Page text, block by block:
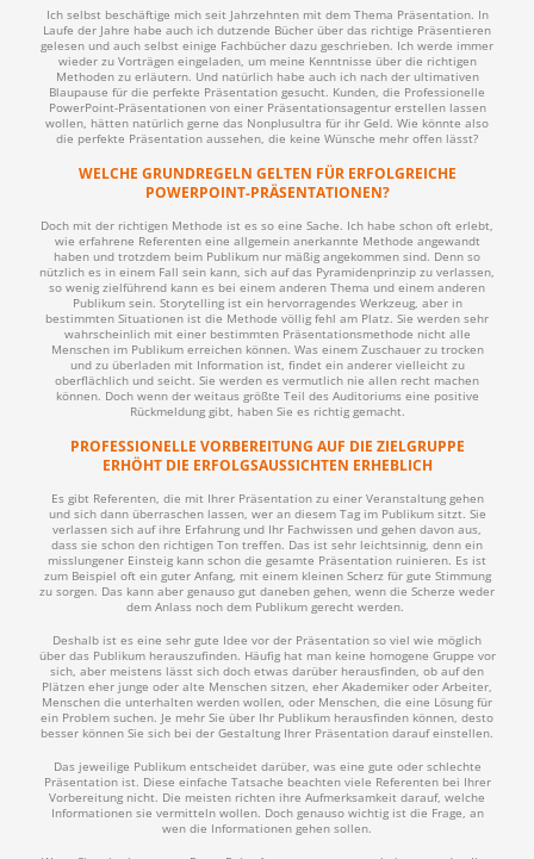
Ich selbst beschäftige mich seit Jahrzehnten mit dem Thema Präsentation. In
Laufe der Jahre habe auch ich dutzende Bücher über das richtige Präsentieren
gelesen und auch selbst einige Fachbücher dazu geschrieben. Ich werde immer
wieder zu Vorträgen eingeladen, um meine Kenntnisse über die richtigen
Methoden zu erläutern. Und natürlich habe auch ich nach der ultimativen
Blaupause für die perfekte Präsentation gesucht. Kunden, die Professionelle
PowerPoint-Präsentationen von einer Präsentationsagentur erstellen lassen
wollen, hätten natürlich gerne das Nonplusultra für ihr Geld. Wie könnte also
die perfekte Präsentation aussehen, die keine Wünsche mehr offen lässt?
WELCHE GRUNDREGELN GELTEN FÜR ERFOLGREICHE
POWERPOINT-PRÄSENTATIONEN?
Doch mit der richtigen Methode ist es so eine Sache. Ich habe schon oft erlebt,
wie erfahrene Referenten eine allgemein anerkannte Methode angewandt
haben und trotzdem beim Publikum nur mäßig angekommen sind. Denn so
nützlich es in einem Fall sein kann, sich auf das Pyramidenprinzip zu verlassen,
so wenig zielführend kann es bei einem anderen Thema und einem anderen
Publikum sein. Storytelling ist ein hervorragendes Werkzeug, aber in
bestimmten Situationen ist die Methode völlig fehl am Platz. Sie werden sehr
wahrscheinlich mit einer bestimmten Präsentationsmethode nicht alle
Menschen im Publikum erreichen können. Was einem Zuschauer zu trocken
und zu überladen mit Information ist, findet ein anderer vielleicht zu
oberflächlich und seicht. Sie werden es vermutlich nie allen recht machen
können. Doch wenn der weitaus größte Teil des Auditoriums eine positive
Rückmeldung gibt, haben Sie es richtig gemacht.
PROFESSIONELLE VORBEREITUNG AUF DIE ZIELGRUPPE
ERHÖHT DIE ERFOLGSAUSSICHTEN ERHEBLICH
Es gibt Referenten, die mit Ihrer Präsentation zu einer Veranstaltung gehen
und sich dann überraschen lassen, wer an diesem Tag im Publikum sitzt. Sie
verlassen sich auf ihre Erfahrung und Ihr Fachwissen und gehen davon aus,
dass sie schon den richtigen Ton treffen. Das ist sehr leichtsinnig, denn ein
misslungener Einsteig kann schon die gesamte Präsentation ruinieren. Es ist
zum Beispiel oft ein guter Anfang, mit einem kleinen Scherz für gute Stimmung
zu sorgen. Das kann aber genauso gut daneben gehen, wenn die Scherze weder
dem Anlass noch dem Publikum gerecht werden.
Deshalb ist es eine sehr gute Idee vor der Präsentation so viel wie möglich
über das Publikum herauszufinden. Häufig hat man keine homogene Gruppe vor
sich, aber meistens lässt sich doch etwas darüber herausfinden, ob auf den
Plätzen eher junge oder alte Menschen sitzen, eher Akademiker oder Arbeiter,
Menschen die unterhalten werden wollen, oder Menschen, die eine Lösung für
ein Problem suchen. Je mehr Sie über Ihr Publikum herausfinden können, desto
besser können Sie sich bei der Gestaltung Ihrer Präsentation darauf einstellen.
Das jeweilige Publikum entscheidet darüber, was eine gute oder schlechte
Präsentation ist. Diese einfache Tatsache beachten viele Referenten bei Ihrer
Vorbereitung nicht. Die meisten richten ihre Aufmerksamkeit darauf, welche
Informationen sie vermitteln wollen. Doch genauso wichtig ist die Frage, an
wen die Informationen gehen sollen.